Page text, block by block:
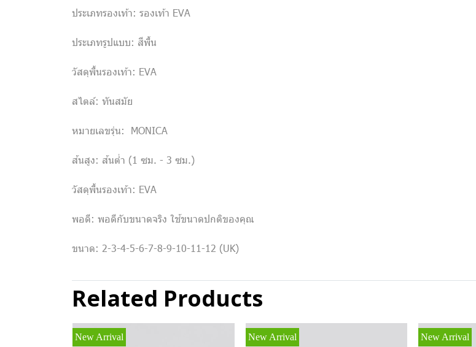
ประเภทรองเท้า: รองเท้า EVA
ประเภทรูปแบบ: สีพื้น
วัสดุพื้นรองเท้า: EVA
สไตล์: ทันสมัย
หมายเลขรุ่น: MONICA
ส้นสูง: ส้นต่ำ (1 ซม. - 3 ซม.)
วัสดุพื้นรองเท้า: EVA
พอดี: พอดีกับขนาดจริง ใช้ขนาดปกติของคุณ
ขนาด: 2-3-4-5-6-7-8-9-10-11-12 (UK)
Related Products
New Arrival New Arrival New Arrival